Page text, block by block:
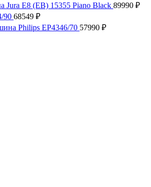
Jura E8 (EB) 15355 Piano Black 89990 ₽
90 68549 ₽
Philips EP4346/70 57990 ₽